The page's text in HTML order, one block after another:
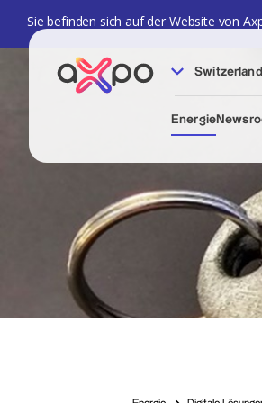
Sie befinden sich auf der Website von
Switzerland
Energie